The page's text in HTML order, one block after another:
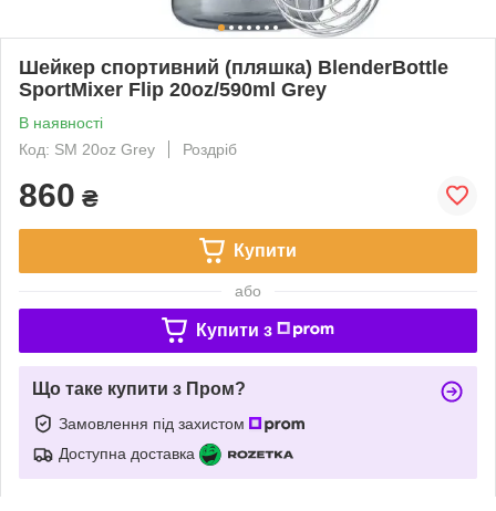
Шейкер спортивний (пляшка) BlenderBottle
SportMixer Flip 20oz/590ml Grey
В наявності
Код: SM 20oz Grey
Роздріб
860 ₴
Купити
або
Купити з
Що таке купити з Пром?
Замовлення під захистом
Доступна доставка